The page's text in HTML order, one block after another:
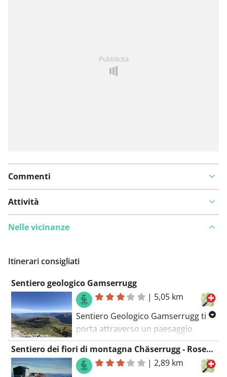
Pubblicità
Commenti
Attività
Nelle vicinanze
Itinerari consigliati
Sentiero geologico Gamserrugg
| 5,05 km
Sentiero Geologico Gamserrugg ti
porta attraverso un paesaggio
tranquillo, caratterizzato dalla
bellezza della natura. Su una
lunghezza di 5,0 chilometri ti
Sentiero dei fiori di montagna Chäserrugg - Rosenboden
|2,89 km